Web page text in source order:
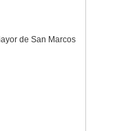
de San Marcos